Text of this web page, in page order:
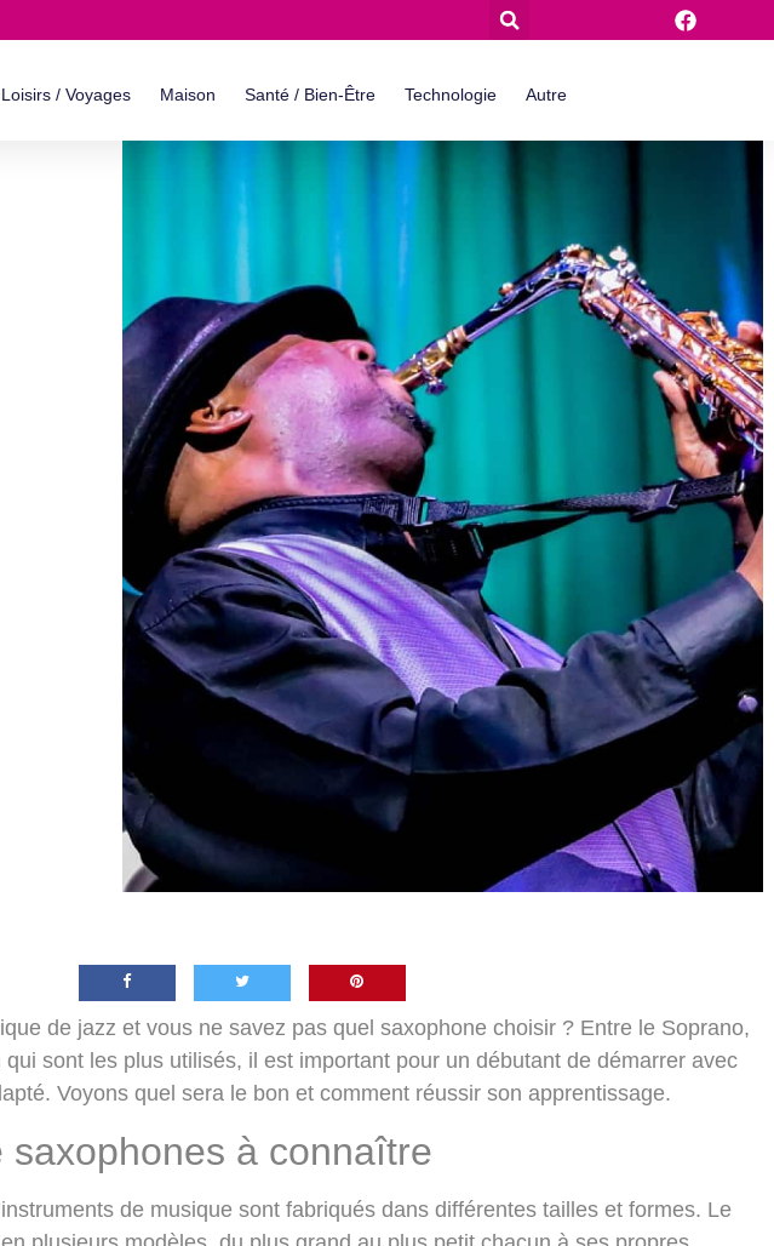
Loisirs / Voyages Maison Santé / Bien-Être Technologie Autre
de jazz et vous ne savez pas quel saxophone choisir ? Entre le Soprano,
qui sont les plus utilisés, il est important pour un débutant de démarrer avec
Voyons quel sera le bon et comment réussir son apprentissage.
saxophones à connaître
de musique sont fabriqués dans différentes tailles et formes. Le